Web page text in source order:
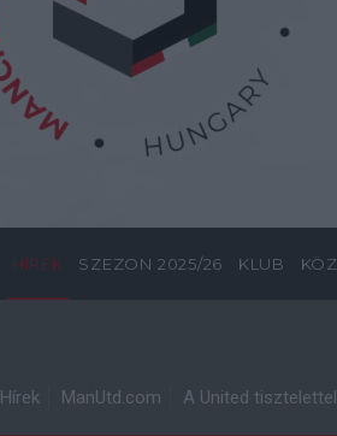
HÍREK SZEZON 2025/26 KLUB
Hírek ManUtd.com A United